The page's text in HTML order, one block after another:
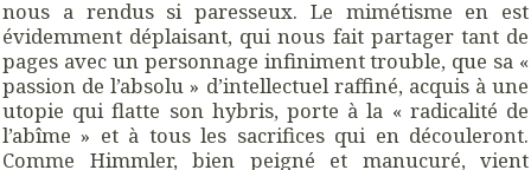
nous a rendus si paresseux. Le mimétisme en est
évidemment déplaisant, qui nous fait partager tant de
pages avec un personnage infiniment trouble, que sa «
passion de l’absolu » d’intellectuel raffiné, acquis à une
utopie qui flatte son hybris, porte à la « radicalité de
l’abîme » et à tous les sacrifices qui en découleront.
Comme Himmler, bien peigné et manucuré, vient